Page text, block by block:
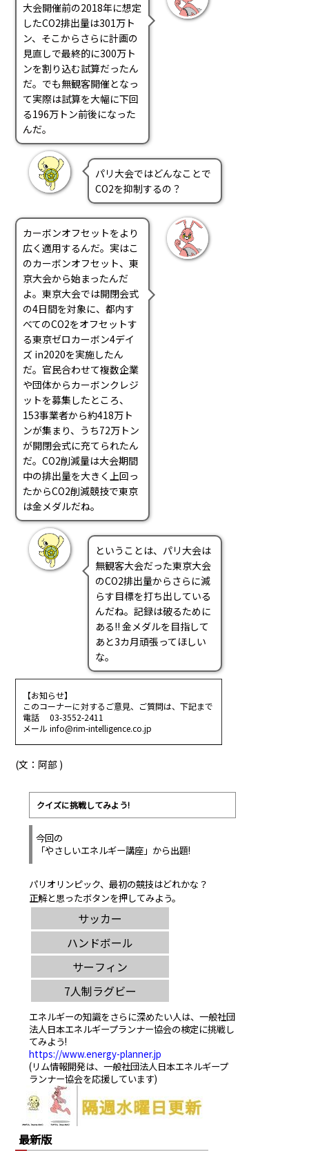
最新版
大会開催前の2018年に想定
したCO2排出量は301万ト
ン、そこからさらに計画の
見直しで最終的に300万ト
ンを割り込む試算だったん
だ。でも無観客開催となっ
て実際は試算を大幅に下回
る196万トン前後になった
んだ。
パリ大会ではどんなことで
CO2を抑制するの？
カーボンオフセットをより
広く適用するんだ。実はこ
のカーボンオフセット、東
京大会から始まったんだ
よ。東京大会では開閉会式
の4日間を対象に、都内す
べてのCO2をオフセットす
る東京ゼロカーボン4デイ
ズ in2020を実施したん
だ。官民合わせて複数企業
や団体からカーボンクレジ
ットを募集したところ、
153事業者から約418万ト
ンが集まり、うち72万トン
が開閉会式に充てられたん
だ。CO2削減量は大会期間
中の排出量を大きく上回っ
たからCO2削減競技で東京
は金メダルだね。
ということは、パリ大会は
無観客大会だった東京大会
のCO2排出量からさらに減
らす目標を打ち出している
んだね。記録は破るために
ある!! 金メダルを目指して
あと3カ月頑張ってほしい
な。
【お知らせ】
このコーナーに対するご意見、ご質問は、下記まで
電話 03-3552-2411
メール info@rim-intelligence.co.jp
(文：阿部 )
クイズに挑戦してみよう!
今回の
「やさしいエネルギー講座」から出題!
パリオリンピック、最初の競技はどれかな？
正解と思ったボタンを押してみよう。
エネルギーの知識をさらに深めたい人は、一般社団
法人日本エネルギープランナー協会の検定に挑戦し
てみよう!
https://www.energy-planner.jp
(リム情報開発は、一般社団法人日本エネルギープ
ランナー協会を応援しています)